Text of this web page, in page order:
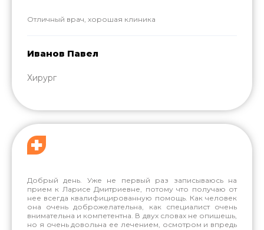
Отличный врач, хорошая клиника
Иванов Павел
Хирург
Добрый день. Уже не первый раз записываюсь на
прием к Ларисе Дмитриевне, потому что получаю от
нее всегда квалифицированную помощь. Как человек
она очень доброжелательна, как специалист очень
внимательна и компетентна. В двух словах не опишешь,
но я очень довольна ее лечением, осмотром и впредь